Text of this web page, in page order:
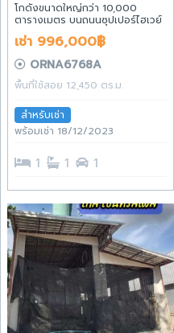
โกดังขนาดใหญ่กว่า 10,000
ตารางเมตร บนถนนซุปเปอร์ไฮเวย์
ห่างจากเซ็นทรัลเฟสเพียง 22 นาที
เช่า 996,000฿
ORNA6768A
พื้นที่ใช้สอย 12,450 ตร.ม.
สำหรับเช่า
พร้อมเช่า 18/12/2023
1 1 1